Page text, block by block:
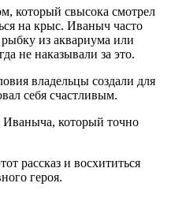
который свысока смотрел
на крыс. Иваныч часто
из аквариума или
не наказывали за это.
владельцы создали для
себя счастливым.
который точно
рассказ и восхититься
героя.